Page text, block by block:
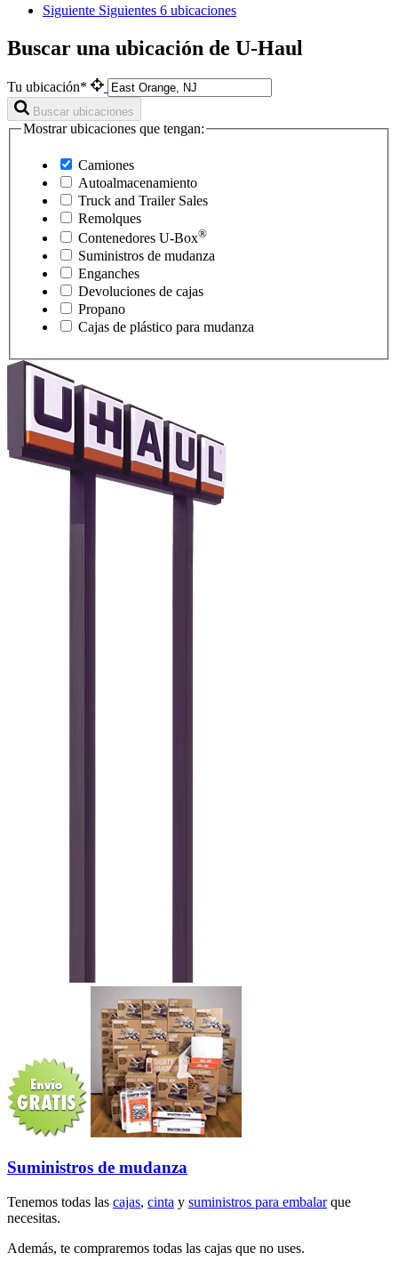
Siguiente Siguientes 6 ubicaciones
Buscar una ubicación de U-Haul
Tu ubicación*
Buscar ubicaciones
Mostrar ubicaciones que tengan:
Camiones
Autoalmacenamiento
Truck and Trailer Sales
Remolques
Contenedores U-Box®
Suministros de mudanza
Enganches
Devoluciones de cajas
Propano
Cajas de plástico para mudanza
Suministros de mudanza
Tenemos todas las cajas, cinta y suministros para embalarque
necesitas.
Además, te compraremos todas las cajas que no uses.